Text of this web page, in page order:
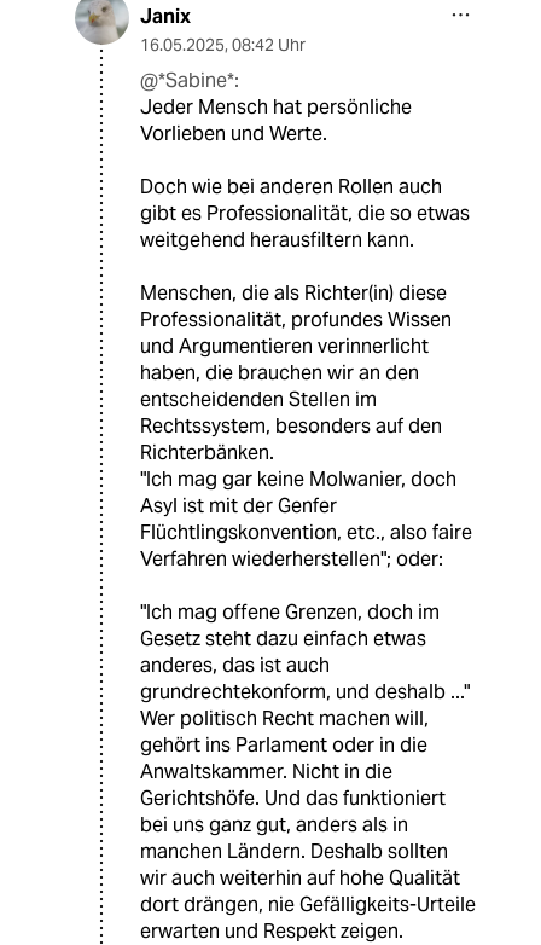
Janix
16.05.2025, 08:42 Uhr
@*Sabine*:
Jeder Mensch hat persönliche
Vorlieben und Werte.
Doch wie bei anderen Rollen auch
gibt es Professionalität, die so etwas
weitgehend herausfiltern kann.
Menschen, die als Richter(in) diese
Professionalität, profundes Wissen
und Argumentieren verinnerlicht
haben, die brauchen wir an den
entscheidenden Stellen im
Rechtssystem, besonders auf den
Richterbänken.
"Ich mag gar keine Molwanier, doch
Asyl ist mit der Genfer
Flüchtlingskonvention, etc., also faire
Verfahren wiederherstellen"; oder:
"Ich mag offene Grenzen, doch im
Gesetz steht dazu einfach etwas
anderes, das ist auch
grundrechtekonform, und deshalb ..."
Wer politisch Recht machen will,
gehört ins Parlament oder in die
Anwaltskammer. Nicht in die
Gerichtshöfe. Und das funktioniert
bei uns ganz gut, anders als in
manchen Ländern. Deshalb sollten
wir auch weiterhin auf hohe Qualität
dort drängen, nie Gefälligkeits-Urteile
erwarten und Respekt zeigen.